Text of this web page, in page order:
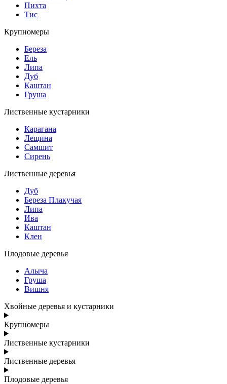
Пихта
Тис
Крупномеры
Береза
Ель
Липа
Дуб
Каштан
Груша
Лиственные кустарники
Карагана
Лещина
Самшит
Сирень
Лиственные деревья
Дуб
Береза Плакучая
Липа
Ива
Каштан
Клен
Плодовые деревья
Алыча
Груша
Вишня
Хвойные деревья и кустарники
Крупномеры
Лиственные кустарники
Лиственные деревья
Плодовые деревья